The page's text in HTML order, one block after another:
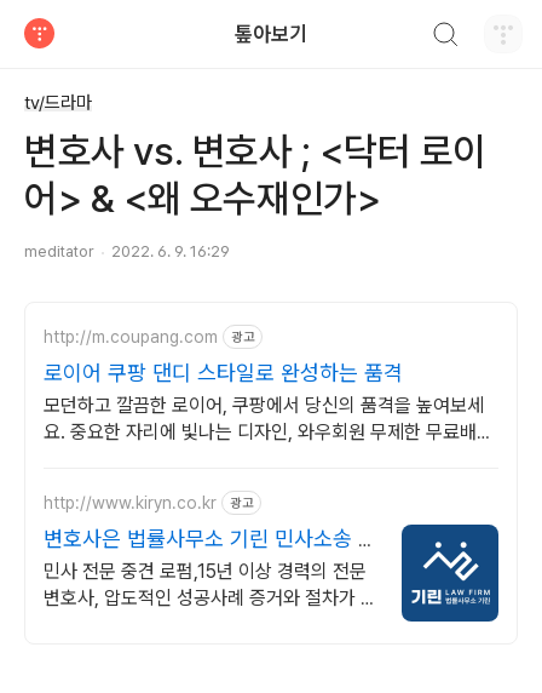
톺아보기
tv/드라마
변호사 vs. 변호사 ; <닥터 로이
어> & <왜 오수재인가>
meditator 2022. 6. 9. 16:29
http://m.coupang.com 광고
로이어 쿠팡 댄디 스타일로 완성하는 품격
모던하고 깔끔한 로이어, 쿠팡에서 당신의 품격을 높여보세
요. 중요한 자리에 빛나는 디자인, 와우회원 무제한 무료배송
http://www.kiryn.co.kr 광고
변호사은 법률사무소 기린 민사소송 수
많은 승소사례
민사 전문 중견 로펌,15년 이상 경력의 전문
변호사, 압도적인 성공사례 증거와 절차가 승